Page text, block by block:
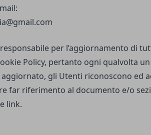
per l’aggiornamento di
Policy, pertanto ogni qualvolta
gli Utenti riconoscono ed
far riferimento al documento e/o
link.